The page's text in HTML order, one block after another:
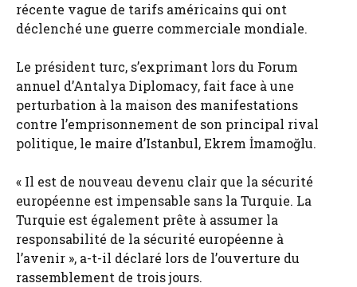
récente vague de tarifs américains qui ont
déclenché une guerre commerciale mondiale.
Le président turc, s’exprimant lors du Forum
annuel d’Antalya Diplomacy, fait face à une
perturbation à la maison des manifestations
contre l’emprisonnement de son principal rival
politique, le maire d’Istanbul, Ekrem İmamoğlu.
« Il est de nouveau devenu clair que la sécurité
européenne est impensable sans la Turquie. La
Turquie est également prête à assumer la
responsabilité de la sécurité européenne à
l’avenir », a-t-il déclaré lors de l’ouverture du
rassemblement de trois jours.